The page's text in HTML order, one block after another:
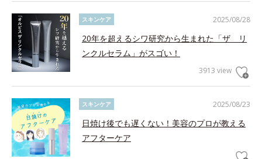
2025/08/28
スキンケア
20年を超えるシワ研究から生まれた「ザ リ
ンクルセラム」がスゴい！
3913 view
2025/08/23
スキンケア
日焼け後でも遅くない！美容のプロが教える
アフターケア